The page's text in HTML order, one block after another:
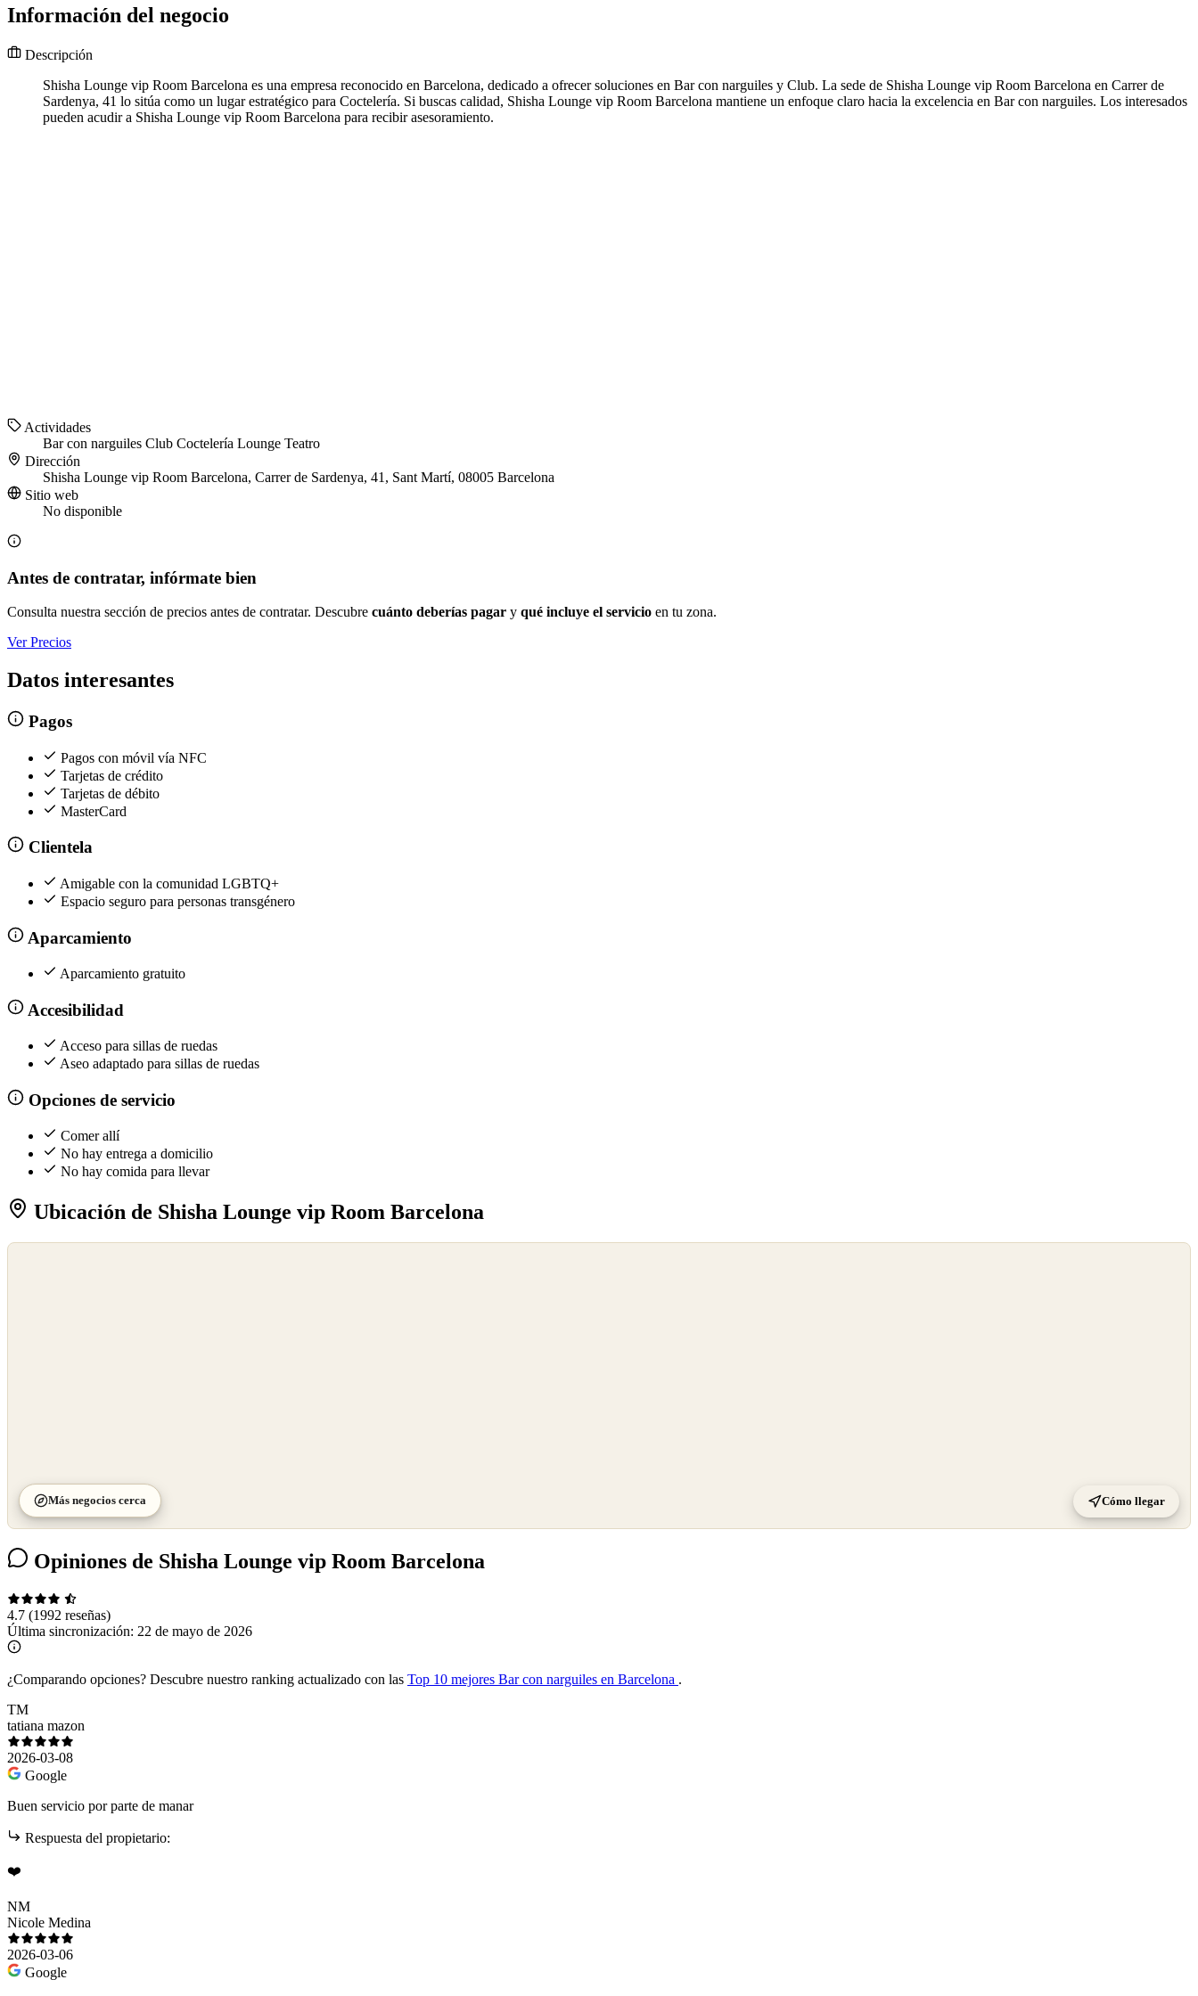
Información del negocio
Descripción
Shisha Lounge vip Room Barcelona es una empresa reconocido en Barcelona, dedicado a ofrecer soluciones en Bar con narguiles y Club. La sede de Shisha Lounge vip Room Barcelona en Carrer de
Sardenya, 41 lo sitúa como un lugar estratégico para Coctelería. Si buscas calidad, Shisha Lounge vip Room Barcelona mantiene un enfoque claro hacia la excelencia en Bar con narguiles. Los interesados
pueden acudir a Shisha Lounge vip Room Barcelona para recibir asesoramiento.
Actividades
Bar con narguiles Club Coctelería Lounge Teatro
Dirección
Shisha Lounge vip Room Barcelona, Carrer de Sardenya, 41, Sant Martí, 08005 Barcelona
Sitio web
No disponible
Antes de contratar, infórmate bien
Consulta nuestra sección de precios antes de contratar. Descubre cuánto deberías pagar y qué incluye el servicio en tu zona.
Ver Precios
Datos interesantes
Pagos
Pagos con móvil vía NFC
Tarjetas de crédito
Tarjetas de débito
MasterCard
Clientela
Amigable con la comunidad LGBTQ+
Espacio seguro para personas transgénero
Aparcamiento
Aparcamiento gratuito
Accesibilidad
Acceso para sillas de ruedas
Aseo adaptado para sillas de ruedas
Opciones de servicio
Comer allí
No hay entrega a domicilio
No hay comida para llevar
Ubicación de Shisha Lounge vip Room Barcelona
Más negocios cerca Cómo llegar
Opiniones de Shisha Lounge vip Room Barcelona
4.7 (1992 reseñas)
Última sincronización: 22 de mayo de 2026
¿Comparando opciones? Descubre nuestro ranking actualizado con las Top 10 mejores Bar con narguiles en Barcelona .
TM
tatiana mazon
2026-03-08
Google
Buen servicio por parte de manar
Respuesta del propietario:
❤️
NM
Nicole Medina
2026-03-06
Google